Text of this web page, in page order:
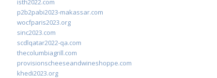
p2b2pabi2023-makassar.com
wocfparis2023.org
sinc2023.com
scdlqatar2022-qa.com
thecolumbiagrill.com
provisionscheeseandwineshoppe.com
khedi2023.org